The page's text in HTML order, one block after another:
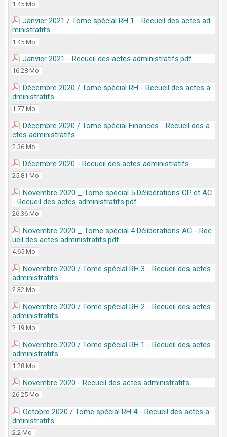
1.45 Mo
Janvier 2021 / Tome spécial RH 1 - Recueil des actes ad
ministratifs
1.45 Mo
Janvier 2021 - Recueil des actes administratifs.pdf
16.28 Mo
Décembre 2020 / Tome spécial RH - Recueil des actes a
dministratifs
1.77 Mo
Décembre 2020 / Tome spécial Finances - Recueil des a
ctes administratifs
2.36 Mo
Décembre 2020 - Recueil des actes administratifs
25.81 Mo
Novembre 2020 _ Tome spécial 5 Délibérations CP et AC
- Recueil des actes administratifs.pdf
26.36 Mo
Novembre 2020 _ Tome spécial 4 Déliberations AC - Rec
ueil des actes administratifs.pdf
4.65 Mo
Novembre 2020 / Tome spécial RH 3 - Recueil des actes
administratifs
2.32 Mo
Novembre 2020 / Tome spécial RH 2 - Recueil des actes
administratifs
2.19 Mo
Novembre 2020 / Tome spécial RH 1 - Recueil des actes
administratifs
1.28 Mo
Novembre 2020 - Recueil des actes administratifs
26.25 Mo
Octobre 2020 / Tome spécial RH 4 - Recueil des actes a
dministratifs
2.2 Mo